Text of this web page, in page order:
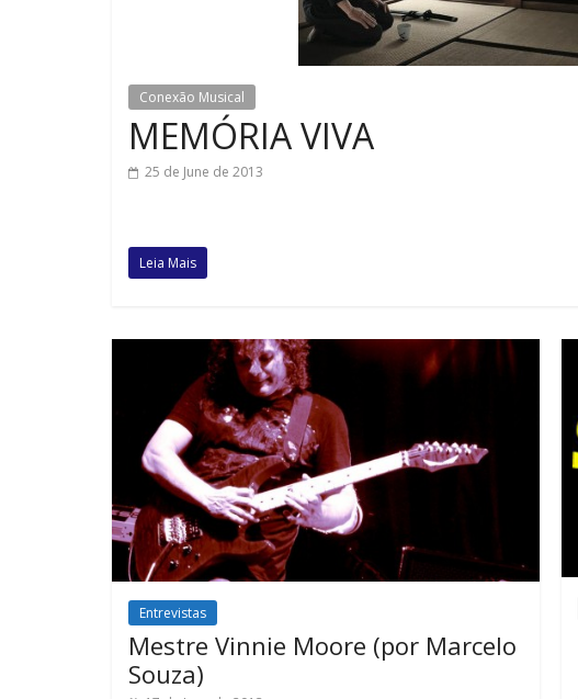
Conexão Musical
MEMÓRIA VIVA
25 de June de 2013
Leia Mais
Entrevistas
Mestre Vinnie Moore (por Marcelo
Souza)